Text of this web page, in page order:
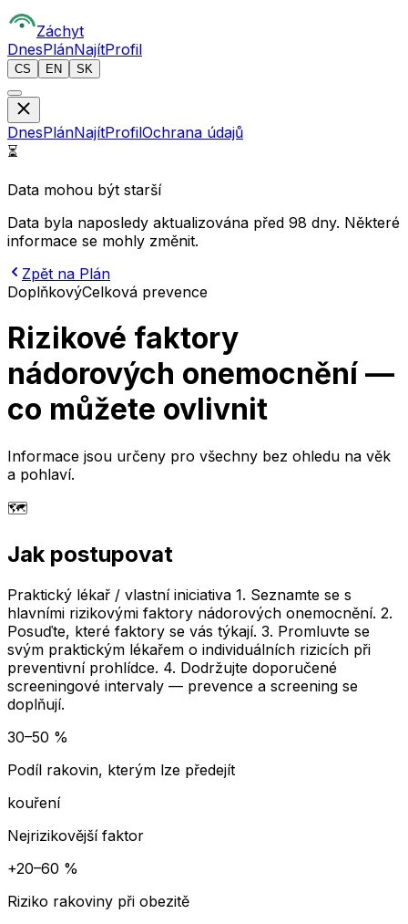
Záchyt
DnesPlánNajítProfil
CS EN SK
DnesPlánNajítProfilOchrana údajů
⏳
Data mohou být starší
Data byla naposledy aktualizována před 98 dny. Některé
informace se mohly změnit.
Zpět na Plán
DoplňkovýCelková prevence
Rizikové faktory
nádorových onemocnění —
co můžete ovlivnit
Informace jsou určeny pro všechny bez ohledu na věk
a pohlaví.
🗺️
Jak postupovat
Praktický lékař / vlastní iniciativa 1. Seznamte se s
hlavními rizikovými faktory nádorových onemocnění. 2.
Posuďte, které faktory se vás týkají. 3. Promluvte se
svým praktickým lékařem o individuálních rizicích při
preventivní prohlídce. 4. Dodržujte doporučené
screeningové intervaly — prevence a screening se
doplňují.
30–50 %
Podíl rakovin, kterým lze předejít
kouření
Nejrizikovější faktor
+20–60 %
Riziko rakoviny při obezitě